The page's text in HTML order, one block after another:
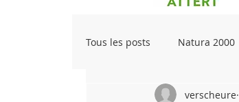
Tous les posts Natura 2000
verscheure